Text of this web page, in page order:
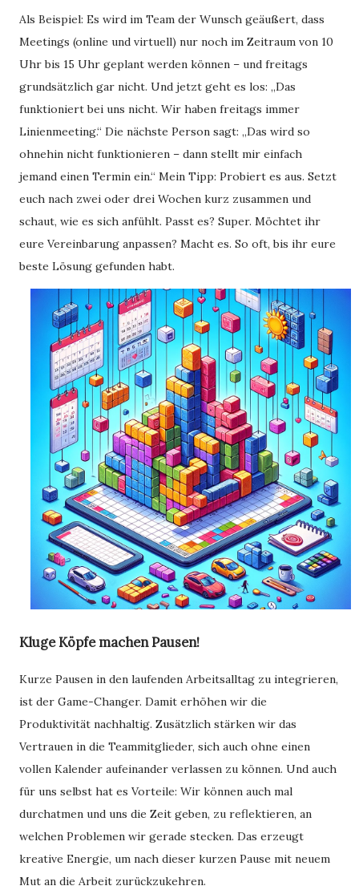
Als Beispiel: Es wird im Team der Wunsch geäußert, dass
Meetings (online und virtuell) nur noch im Zeitraum von 10
Uhr bis 15 Uhr geplant werden können – und freitags
grundsätzlich gar nicht. Und jetzt geht es los: „Das
funktioniert bei uns nicht. Wir haben freitags immer
Linienmeeting.“ Die nächste Person sagt: „Das wird so
ohnehin nicht funktionieren – dann stellt mir einfach
jemand einen Termin ein.“ Mein Tipp: Probiert es aus. Setzt
euch nach zwei oder drei Wochen kurz zusammen und
schaut, wie es sich anfühlt. Passt es? Super. Möchtet ihr
eure Vereinbarung anpassen? Macht es. So oft, bis ihr eure
beste Lösung gefunden habt.
Kluge Köpfe machen Pausen!
Kurze Pausen in den laufenden Arbeitsalltag zu integrieren,
ist der Game-Changer. Damit erhöhen wir die
Produktivität nachhaltig. Zusätzlich stärken wir das
Vertrauen in die Teammitglieder, sich auch ohne einen
vollen Kalender aufeinander verlassen zu können. Und auch
für uns selbst hat es Vorteile: Wir können auch mal
durchatmen und uns die Zeit geben, zu reflektieren, an
welchen Problemen wir gerade stecken. Das erzeugt
kreative Energie, um nach dieser kurzen Pause mit neuem
Mut an die Arbeit zurückzukehren.